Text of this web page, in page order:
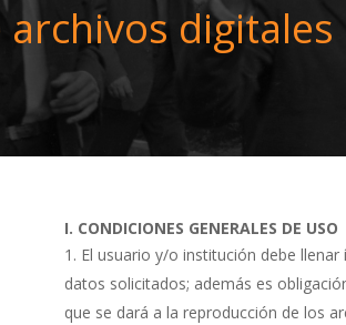
digitales
I. CONDICIONES GENERALES DE USO
El usuario y/o institución debe
datos solicitados; además es
que se dará a la reproducción de los